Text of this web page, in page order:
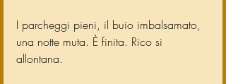
I parcheggi pieni, il buio imbalsamato,
una notte muta. È finita. Rico si
allontana.